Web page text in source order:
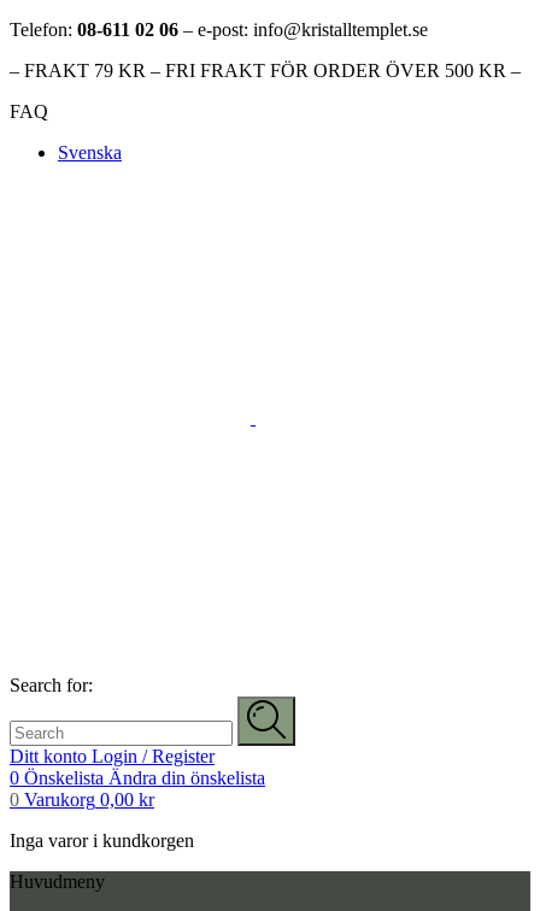
Telefon: 08-611 02 06 – e-post: info@kristalltemplet.se
– FRAKT 79 KR – FRI FRAKT FÖR ORDER ÖVER 500 KR –
FAQ
Svenska
Search for:
Ditt konto Login / Register
0 Önskelista Ändra din önskelista
0 Varukorg 0,00 kr
Inga varor i kundkorgen
Huvudmeny